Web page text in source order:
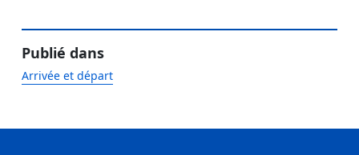
Publié dans
Arrivée et départ